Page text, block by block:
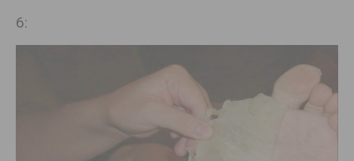
6: